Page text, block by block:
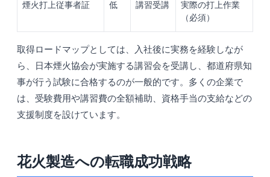
煙火打上従事者証 低 講習受講
実際の打上作業
（必須）
取得ロードマップとしては、入社後に実務を経験しなが
ら、日本煙火協会が実施する講習会を受講し、都道府県知
事が行う試験に合格するのが一般的です。多くの企業で
は、受験費用や講習費の全額補助、資格手当の支給などの
支援制度を設けています。
花火製造への転職成功戦略